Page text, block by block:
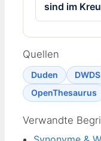
sind im
Quellen
Duden DWDS
OpenThesaurus
Verwandte